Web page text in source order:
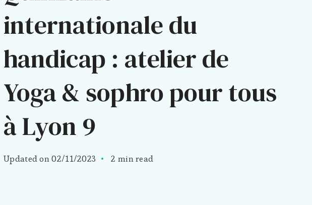
internationale du
handicap : atelier de
Yoga & sophro pour tous
à Lyon 9
Updated on02/11/2023 2 min read